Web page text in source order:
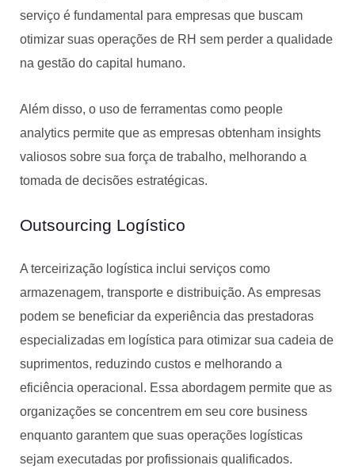
serviço é fundamental para empresas que buscam
otimizar suas operações de RH sem perder a qualidade
na gestão do capital humano.
Além disso, o uso de ferramentas como people
analytics permite que as empresas obtenham insights
valiosos sobre sua força de trabalho, melhorando a
tomada de decisões estratégicas.
Outsourcing Logístico
A terceirização logística inclui serviços como
armazenagem, transporte e distribuição. As empresas
podem se beneficiar da experiência das prestadoras
especializadas em logística para otimizar sua cadeia de
suprimentos, reduzindo custos e melhorando a
eficiência operacional. Essa abordagem permite que as
organizações se concentrem em seu core business
enquanto garantem que suas operações logísticas
sejam executadas por profissionais qualificados.